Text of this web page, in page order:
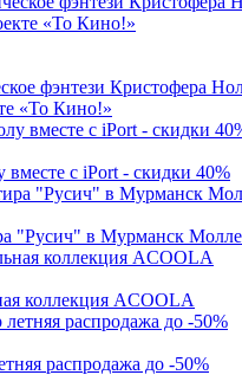
фэнтези Кристофера
«То Кино!»
вместе с iPort - скидки 40%
"Русич" в Мурманск
коллекция ACOOLA
распродажа до -50%